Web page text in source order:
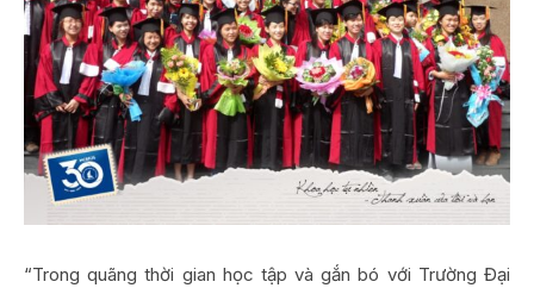
“Trong quãng thời gian học tập và gắn bó với Trường Đại